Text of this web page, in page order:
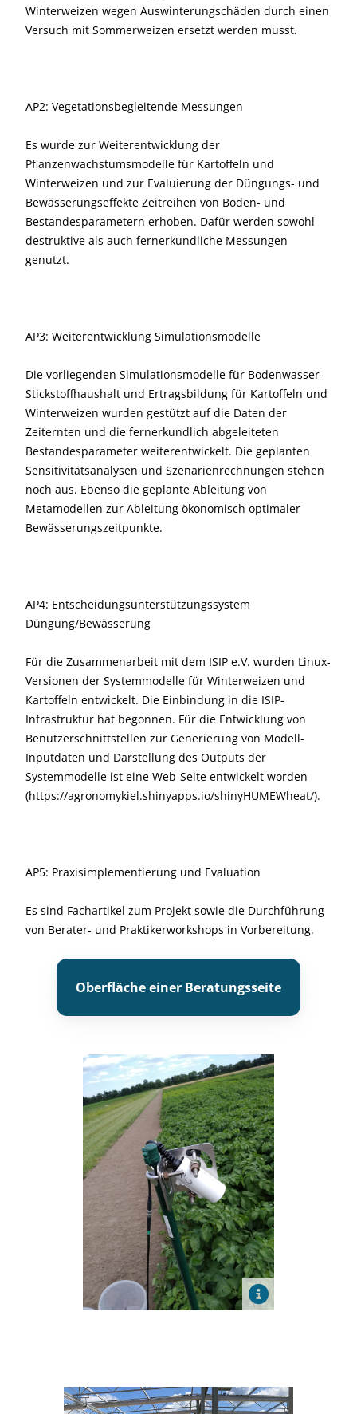
Winterweizen wegen Auswinterungschäden durch einen
Versuch mit Sommerweizen ersetzt werden musst.
AP2: Vegetationsbegleitende Messungen
Es wurde zur Weiterentwicklung der
Pflanzenwachstumsmodelle für Kartoffeln und
Winterweizen und zur Evaluierung der Düngungs- und
Bewässerungseffekte Zeitreihen von Boden- und
Bestandesparametern erhoben. Dafür werden sowohl
destruktive als auch fernerkundliche Messungen
genutzt.
AP3: Weiterentwicklung Simulationsmodelle
Die vorliegenden Simulationsmodelle für Bodenwasser-
Stickstoffhaushalt und Ertragsbildung für Kartoffeln und
Winterweizen wurden gestützt auf die Daten der
Zeiternten und die fernerkundlich abgeleiteten
Bestandesparameter weiterentwickelt. Die geplanten
Sensitivitätsanalysen und Szenarienrechnungen stehen
noch aus. Ebenso die geplante Ableitung von
Metamodellen zur Ableitung ökonomisch optimaler
Bewässerungszeitpunkte.
AP4: Entscheidungsunterstützungssystem
Düngung/Bewässerung
Für die Zusammenarbeit mit dem ISIP e.V. wurden Linux-
Versionen der Systemmodelle für Winterweizen und
Kartoffeln entwickelt. Die Einbindung in die ISIP-
Infrastruktur hat begonnen. Für die Entwicklung von
Benutzerschnittstellen zur Generierung von Modell-
Inputdaten und Darstellung des Outputs der
Systemmodelle ist eine Web-Seite entwickelt worden
(https://agronomykiel.shinyapps.io/shinyHUMEWheat/).
AP5: Praxisimplementierung und Evaluation
Es sind Fachartikel zum Projekt sowie die Durchführung
von Berater- und Praktikerworkshops in Vorbereitung.
Oberfläche einer Beratungsseite